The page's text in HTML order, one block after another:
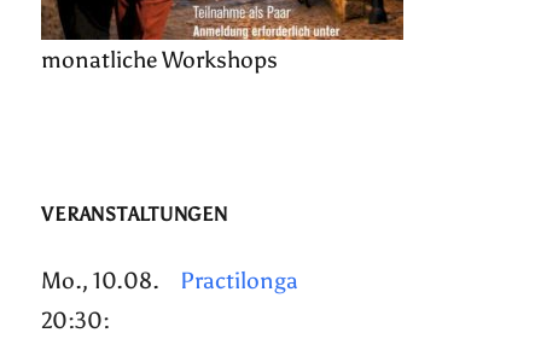
monatliche Workshops
VERANSTALTUNGEN
Mo., 10.08.
20:30:
Practilonga